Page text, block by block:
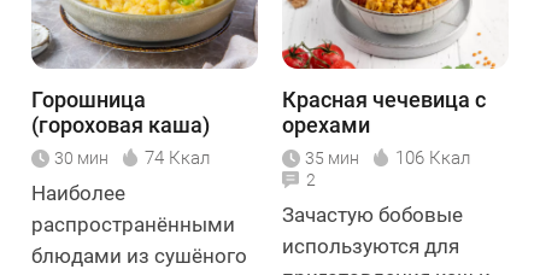
Горошница
(гороховая каша)
30 мин 74 Ккал
Наиболее
распространёнными
блюдами из сушёного
Красная чечевица с
орехами
35 мин 106 Ккал
2
Зачастую бобовые
используются для